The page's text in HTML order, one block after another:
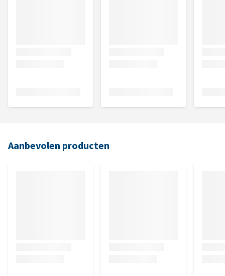
Aanbevolen producten